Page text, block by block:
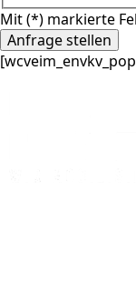
Mit (*) markierte
Anfrage stellen